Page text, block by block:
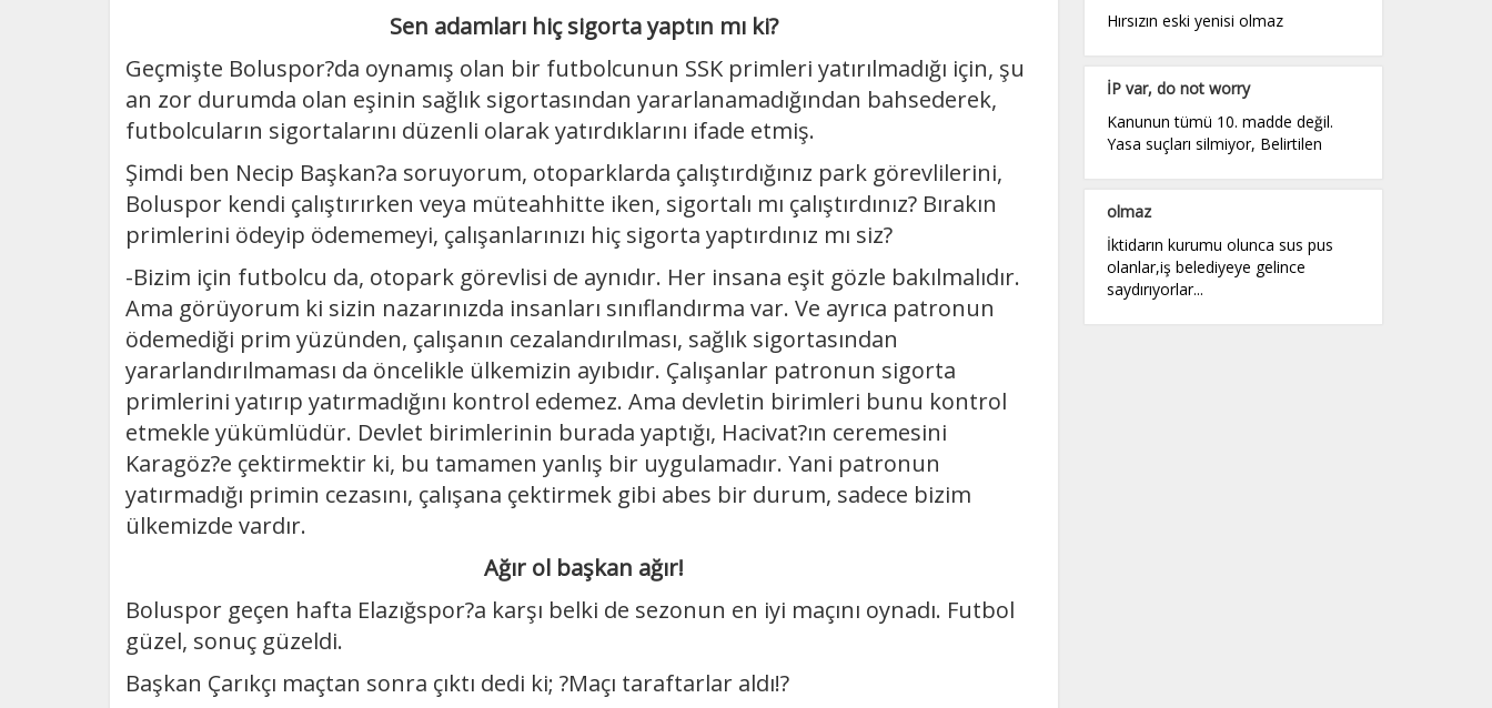
Sen adamları hiç sigorta yaptın mı ki?
Geçmişte Boluspor?da oynamış olan bir futbolcunun SSK primleri yatırılmadığı için, şu
an zor durumda olan eşinin sağlık sigortasından yararlanamadığından bahsederek,
futbolcuların sigortalarını düzenli olarak yatırdıklarını ifade etmiş.
Şimdi ben Necip Başkan?a soruyorum, otoparklarda çalıştırdığınız park görevlilerini,
Boluspor kendi çalıştırırken veya müteahhitte iken, sigortalı mı çalıştırdınız? Bırakın
primlerini ödeyip ödememeyi, çalışanlarınızı hiç sigorta yaptırdınız mı siz?
-Bizim için futbolcu da, otopark görevlisi de aynıdır. Her insana eşit gözle bakılmalıdır.
Ama görüyorum ki sizin nazarınızda insanları sınıflandırma var. Ve ayrıca patronun
ödemediği prim yüzünden, çalışanın cezalandırılması, sağlık sigortasından
yararlandırılmaması da öncelikle ülkemizin ayıbıdır. Çalışanlar patronun sigorta
primlerini yatırıp yatırmadığını kontrol edemez. Ama devletin birimleri bunu kontrol
etmekle yükümlüdür. Devlet birimlerinin burada yaptığı, Hacivat?ın ceremesini
Karagöz?e çektirmektir ki, bu tamamen yanlış bir uygulamadır. Yani patronun
yatırmadığı primin cezasını, çalışana çektirmek gibi abes bir durum, sadece bizim
ülkemizde vardır.
Ağır ol başkan ağır!
Boluspor geçen hafta Elazığspor?a karşı belki de sezonun en iyi maçını oynadı. Futbol
güzel, sonuç güzeldi.
Başkan Çarıkçı maçtan sonra çıktı dedi ki; ?Maçı taraftarlar aldı!?
Hırsızın eski yenisi olmaz
İP var, do not worry
Kanunun tümü 10. madde değil.
Yasa suçları silmiyor, Belirtilen
olmaz
İktidarın kurumu olunca sus pus
olanlar,iş belediyeye gelince
saydırıyorlar...